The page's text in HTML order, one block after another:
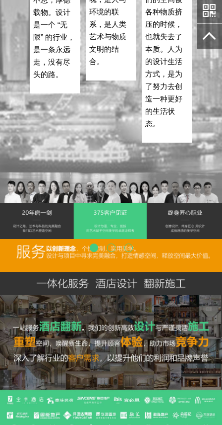
载物。设计
是一个 “无
限” 的行业，
是一条永远
走，没有尽
头的路。
环境的联
系，是人类
艺术与物质
文明的结
合。
各种物质挤
压的时候，
也就失去了
本质。人为
的设计生活
方式，是为
了努力去创
造一种更好
的生活状
态。